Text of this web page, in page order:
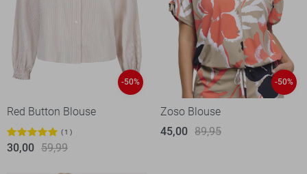
-50%
Red Button Blouse
1
30,00 59,99
-50%
Zoso Blouse
45,00 89,95